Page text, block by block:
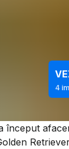
4
început